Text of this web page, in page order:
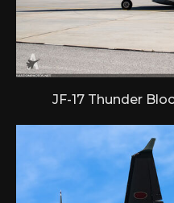
JF-17 Thunder